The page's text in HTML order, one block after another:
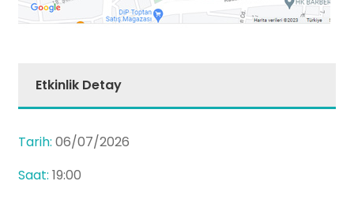
Etkinlik Detay
Tarih: 06/07/2026
Saat: 19:00